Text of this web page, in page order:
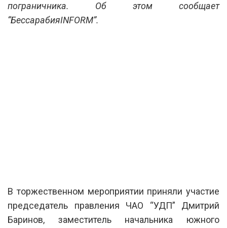
пограничника. Об этом сообщает
“БессарабияINFORM”.
В торжественном мероприятии приняли участие
председатель правления ЧАО “УДП” Дмитрий
Баринов, заместитель начальника южного